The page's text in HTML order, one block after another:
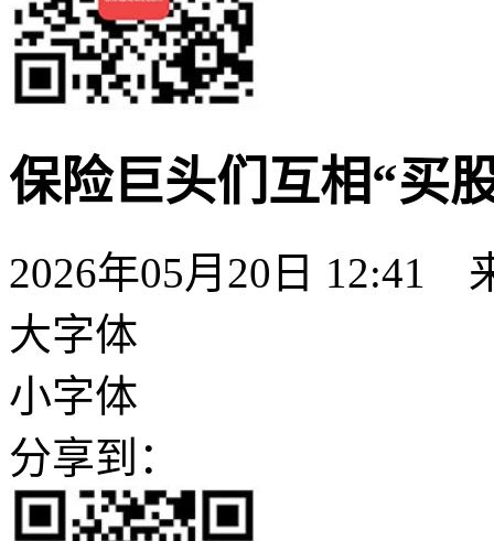
保险巨头们互相“买
2026年05月20日 12:41
大字体
小字体
分享到：